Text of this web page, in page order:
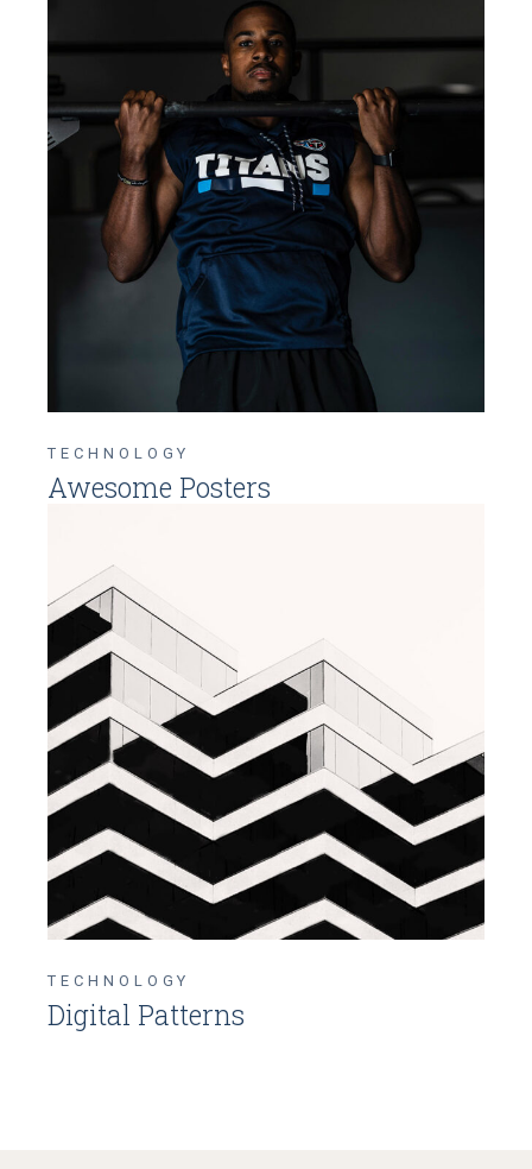
TECHNOLOGY
Awesome Posters
TECHNOLOGY
Digital Patterns